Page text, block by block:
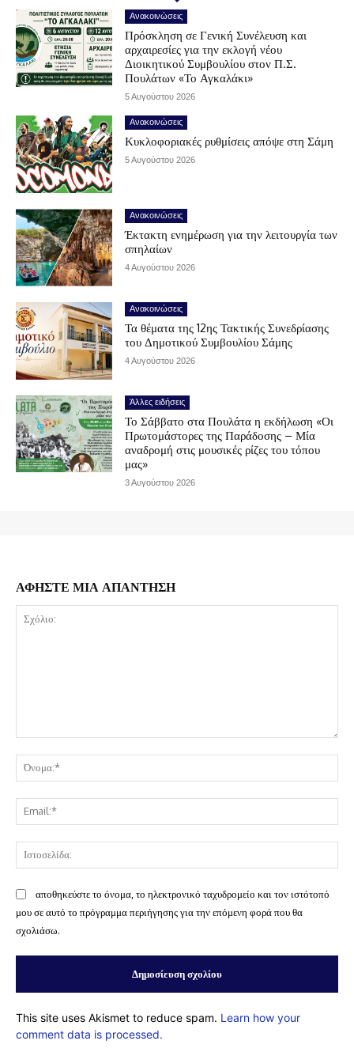
Ανακοινώσεις
Πρόσκληση σε Γενική Συνέλευση και
αρχαιρεσίες για την εκλογή νέου
Διοικητικού Συμβουλίου στον Π.Σ.
Πουλάτων «Το Αγκαλάκι»
5 Αυγούστου 2026
Ανακοινώσεις
Κυκλοφοριακές ρυθμίσεις απόψε στη Σάμη
5 Αυγούστου 2026
Ανακοινώσεις
Έκτακτη ενημέρωση για την λειτουργία των
σπηλαίων
4 Αυγούστου 2026
Ανακοινώσεις
Τα θέματα της 12ης Τακτικής Συνεδρίασης
του Δημοτικού Συμβουλίου Σάμης
4 Αυγούστου 2026
Άλλες ειδήσεις
Το Σάββατο στα Πουλάτα η εκδήλωση «Οι
Πρωτομάστορες της Παράδοσης – Μία
αναδρομή στις μουσικές ρίζες του τόπου
μας»
3 Αυγούστου 2026
ΑΦΗΣΤΕ ΜΙΑ ΑΠΑΝΤΗΣΗ
αποθηκεύστε το όνομα, το ηλεκτρονικό ταχυδρομείο και τον ιστότοπό
μου σε αυτό το πρόγραμμα περιήγησης για την επόμενη φορά που θα
σχολιάσω.
This site uses Akismet to reduce spam. Learn how your
comment data is processed.